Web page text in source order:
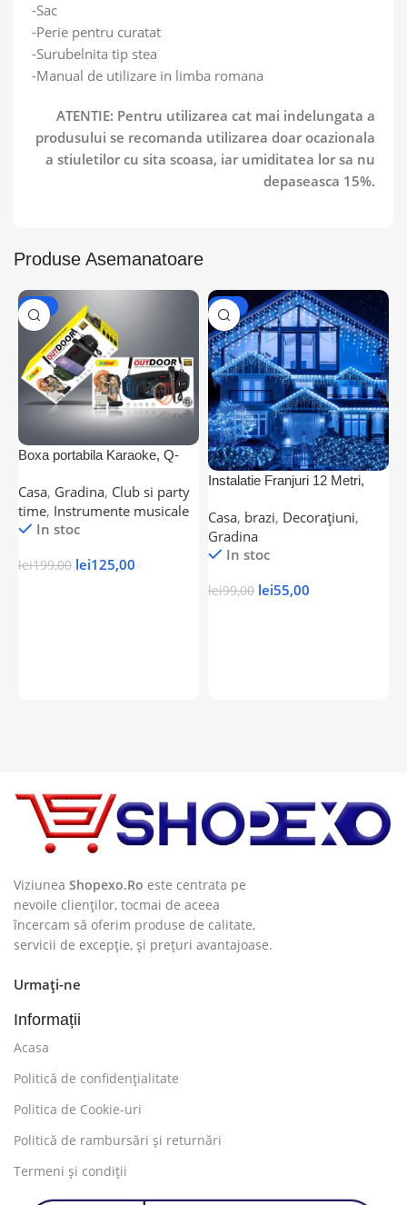
-Sac
-Perie pentru curatat
-Surubelnita tip stea
-Manual de utilizare in limba romana
ATENTIE: Pentru utilizarea cat mai indelungata a
produsului se recomanda utilizarea doar ocazionala
a stiuletilor cu sita scoasa, iar umiditatea lor sa nu
depaseasca 15%.
Produse Asemanatoare
-37%
Boxa portabila Karaoke, Q-
Radio FM, Microfon cu fir,
Andowl, Negru
Casa, Gradina, Club si party
time, Instrumente musicale
In stoc
lei199,00 lei125,00
-44%
Instalatie Franjuri 12 Metri,
Casa, brazi, Decorațiuni,
Gradina
In stoc
lei99,00 lei55,00
Viziunea Shopexo.Ro este centrata pe
nevoile clienților, tocmai de aceea
încercam să oferim produse de calitate,
servicii de excepție, și prețuri avantajoase.
Urmați-ne
Informații
Acasa
Politică de confidențialitate
Politica de Cookie-uri
Politică de rambursări și returnări
Termeni și condiții